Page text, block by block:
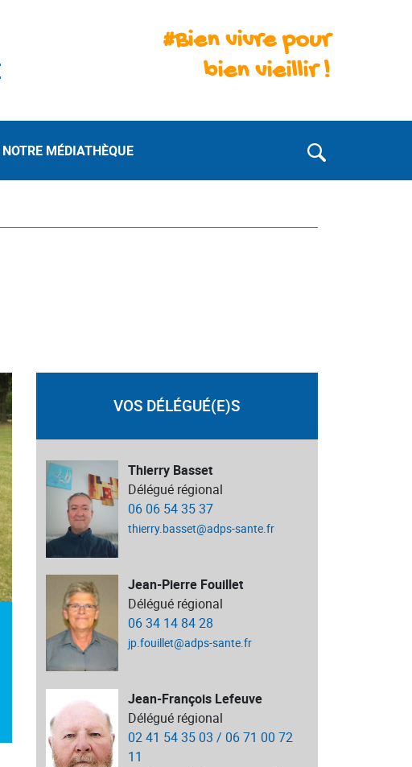
#Bien vivre pour
bien vieillir !
NOTRE MÉDIATHÈQUE
VOS DÉLÉGUÉ(E)S
Thierry Basset
Délégué régional
06 06 54 35 37
thierry.basset@adps-sante.fr
Jean-Pierre Fouillet
Délégué régional
06 34 14 84 28
jp.fouillet@adps-sante.fr
Jean-François Lefeuve
Délégué régional
02 41 54 35 03 / 06 71 00 72
11